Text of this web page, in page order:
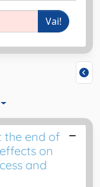
the end of
on
and